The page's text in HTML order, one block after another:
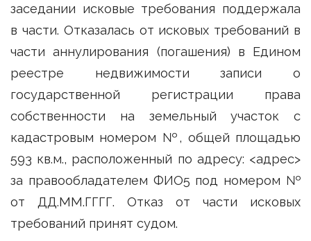
заседании исковые требования поддержала
в части. Отказалась от исковых требований в
части аннулирования (погашения) в Едином
реестре недвижимости записи о
государственной регистрации права
собственности на земельный участок с
кадастровым номером №, общей площадью
593 кв.м., расположенный по адресу: <адрес>
за правообладателем ФИО5 под номером №
от ДД.ММ.ГГГГ. Отказ от части исковых
требований принят судом.